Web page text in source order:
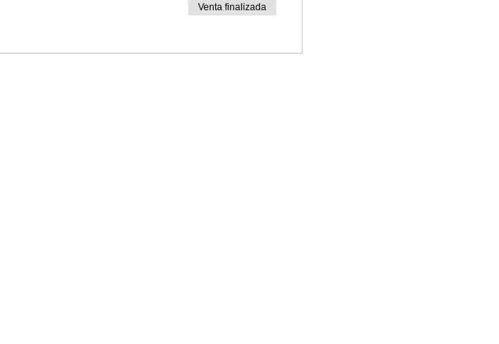
Venta finalizada